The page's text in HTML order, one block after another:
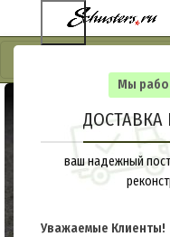
Мы
ваш надежный
Уважаемые Клиенты!